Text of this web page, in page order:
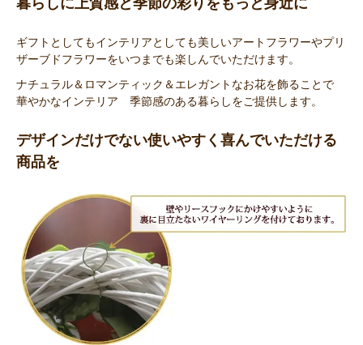
暮らしに上質感と季節の彩りをもっと身近に
ギフトとしてもインテリアとしても美しいアートフラワーやプリ
ザーブドフラワーをいつまでも楽しんでいただけます。
ナチュラル＆ロマンティック＆エレガントなお花を飾ることで
華やかなインテリア 季節感のある暮らしをご提供します。
デザインだけでない使いやすく喜んでいただける
商品を